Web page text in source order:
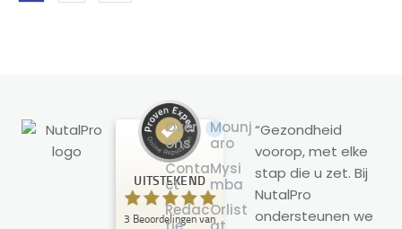
UITSTEKEND
3 Beoordelingen van
Klantbeoordelingen en ervaringen
voor
NutalPro
Over
ons
Conta
ct
Redac
Mounj
aro
Mysi
mba
Orlist
“Gezondheid
voorop, met elke
stap die u zet. Bij
NutalPro
ondersteunen we